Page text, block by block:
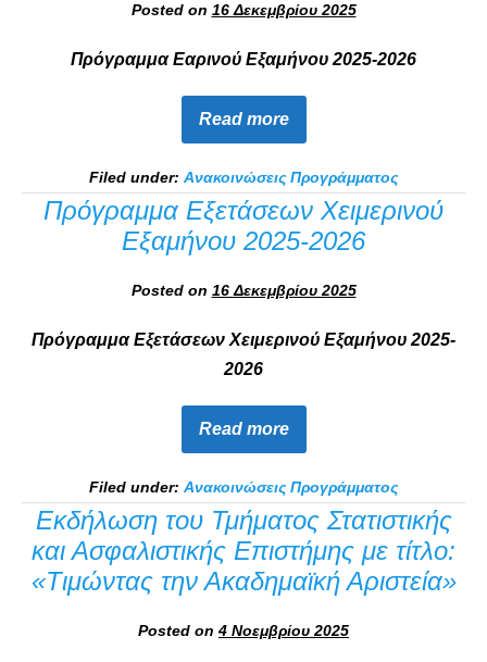
Posted on 16 Δεκεμβρίου 2025
Πρόγραμμα Εαρινού Εξαμήνου 2025-2026
Read more
Filed under: Ανακοινώσεις Προγράμματος
Πρόγραμμα Εξετάσεων Χειμερινού
Εξαμήνου 2025-2026
Posted on 16 Δεκεμβρίου 2025
Πρόγραμμα Εξετάσεων Χειμερινού Εξαμήνου 2025-
2026
Read more
Filed under: Ανακοινώσεις Προγράμματος
Εκδήλωση του Τμήματος Στατιστικής
και Ασφαλιστικής Επιστήμης με τίτλο:
«Τιμώντας την Ακαδημαϊκή Αριστεία»
Posted on 4 Νοεμβρίου 2025